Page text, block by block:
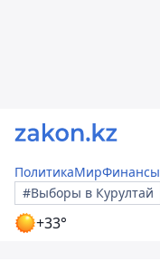
ПолитикаМирФинансы
#Выборы в Курултай
+33°